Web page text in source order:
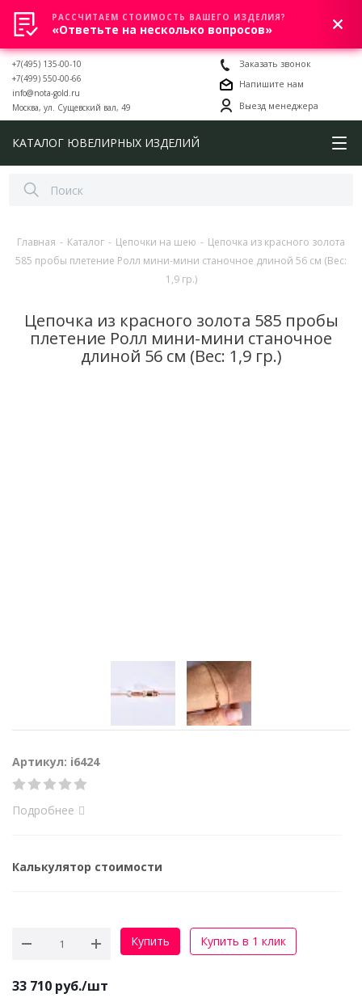
0
+7(495) 135-00-10
+7(499) 550-00-66
info@nota-gold.ru
Москва, ул. Сущевский вал, 49
Заказать звонок
Напишите нам
Выезд менеджера
КАТАЛОГ ЮВЕЛИРНЫХ ИЗДЕЛИЙ
Главная - Каталог - Цепочки на шею - Цепочка из красного золота
585 пробы плетение Ролл мини-мини станочное длиной 56 см (Вес:
1,9 гр.)
Цепочка из красного золота 585 пробы
плетение Ролл мини-мини станочное
длиной 56 см (Вес: 1,9 гр.)
Артикул: i6424
Подробнее
Калькулятор стоимости
Купить Купить в 1 клик
33 710 руб./шт
РАССЧИТАЕМ СТОИМОСТЬ ВАШЕГО ИЗДЕЛИЯ?
«Ответьте на несколько вопросов»